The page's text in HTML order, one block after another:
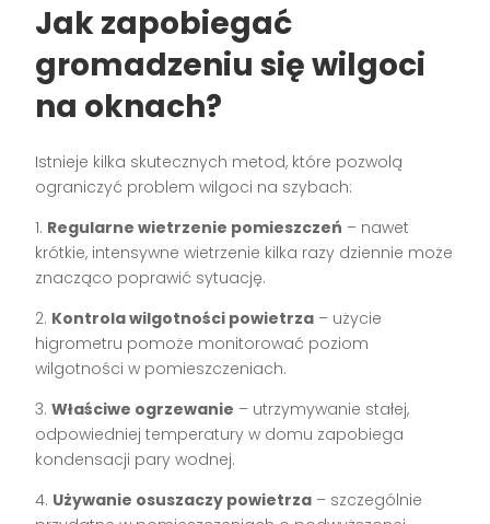
Jak zapobiegać
gromadzeniu się wilgoci
na oknach?
Istnieje kilka skutecznych metod, które pozwolą
ograniczyć problem wilgoci na szybach:
1. Regularne wietrzenie pomieszczeń – nawet
krótkie, intensywne wietrzenie kilka razy dziennie może
znacząco poprawić sytuację.
2. Kontrola wilgotności powietrza – użycie
higrometru pomoże monitorować poziom
wilgotności w pomieszczeniach.
3.Właściwe ogrzewanie – utrzymywanie stałej,
odpowiedniej temperatury w domu zapobiega
kondensacji pary wodnej.
4. Używanie osuszaczy powietrza – szczególnie